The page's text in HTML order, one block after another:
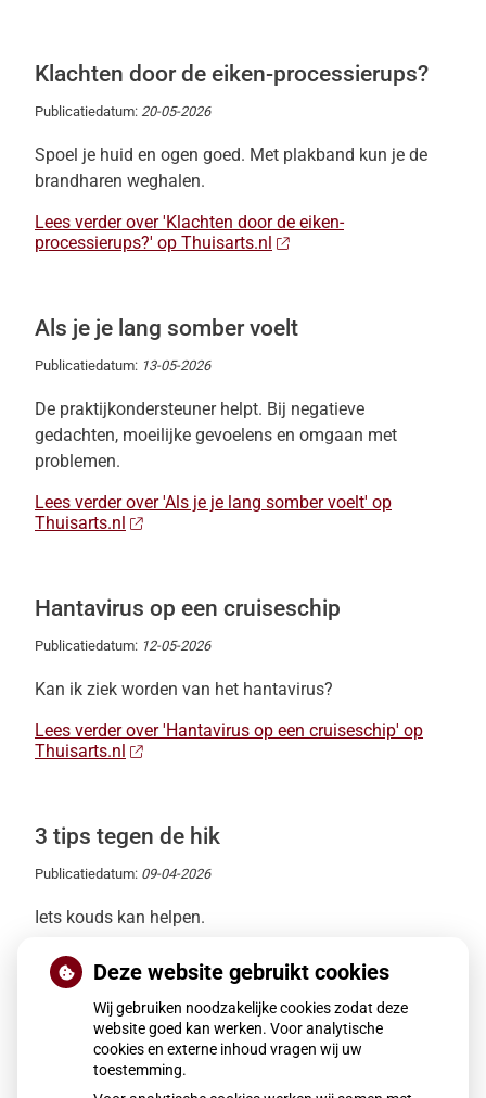
Klachten door de eiken-processierups?
Publicatiedatum: 20-05-2026
Spoel je huid en ogen goed. Met plakband kun je de
brandharen weghalen.
Lees verder over 'Klachten door de eiken-
processierups?' op Thuisarts.nl
Als je je lang somber voelt
Publicatiedatum: 13-05-2026
De praktijkondersteuner helpt. Bij negatieve
gedachten, moeilijke gevoelens en omgaan met
problemen.
Lees verder over 'Als je je lang somber voelt' op
Thuisarts.nl
Hantavirus op een cruiseschip
Publicatiedatum: 12-05-2026
Kan ik ziek worden van het hantavirus?
Lees verder over 'Hantavirus op een cruiseschip' op
Thuisarts.nl
3 tips tegen de hik
Publicatiedatum: 09-04-2026
Iets kouds kan helpen.
Lees verder over '3 tips tegen de hik' op Thuisarts.nl
Ben je in de natuur geweest? Controleer
op teken
Deze website gebruikt cookies
Wij gebruiken noodzakelijke cookies zodat deze
website goed kan werken. Voor analytische
cookies en externe inhoud vragen wij uw
toestemming.